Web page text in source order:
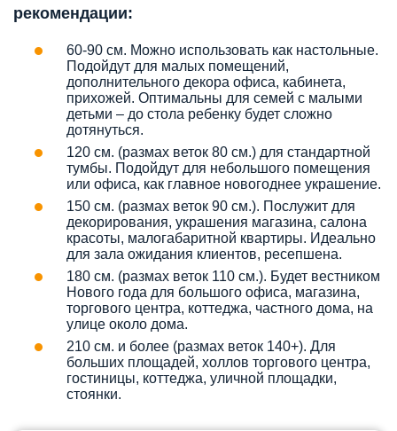
рекомендации:
60-90 см. Можно использовать как настольные.
Подойдут для малых помещений,
дополнительного декора офиса, кабинета,
прихожей. Оптимальны для семей с малыми
детьми – до стола ребенку будет сложно
дотянуться.
120 см. (размах веток 80 см.) для стандартной
тумбы. Подойдут для небольшого помещения
или офиса, как главное новогоднее украшение.
150 см. (размах веток 90 см.). Послужит для
декорирования, украшения магазина, салона
красоты, малогабаритной квартиры. Идеально
для зала ожидания клиентов, ресепшена.
180 см. (размах веток 110 см.). Будет вестником
Нового года для большого офиса, магазина,
торгового центра, коттеджа, частного дома, на
улице около дома.
210 см. и более (размах веток 140+). Для
больших площадей, холлов торгового центра,
гостиницы, коттеджа, уличной площадки,
стоянки.